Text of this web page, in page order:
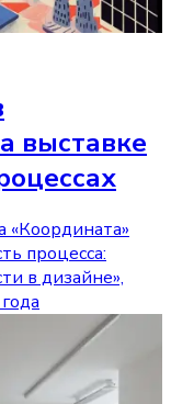
выставке
«Координата»
процесса:
в дизайне»,